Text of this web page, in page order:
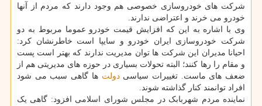
شرکت های خودروسازی خصوصی هم وجود دارند که مردم از آنها
خودرو می خرند و اعتراضی ندارند.
وی با اشاره به این که افزایش قیمت خودرو عموما مربوط به دو
شرکت خودروسازی ایران خودرو و سایپا است خاطرنشان کرد:
احیانا مدیران این شرکت ها توان مدیریت ندارند که بهتر است پست
و مقام را رها کنند؛ البته تحولات بسیاری در حوزه های مدیریتی هم از
ضعف های ماست. تغییرات سیاسیدولت ها گاهی سبب می شود
افراد توانمند کنار گذاشته شوند.
نماینده مردم شهربابک در مجلس شورای اسلامی افزود: گاهی یک